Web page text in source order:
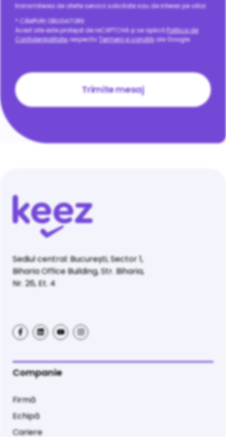
* CÂMPURI OBLIGATORII
Acest site este protejat de reCAPTCHA și se aplicăPolitica de
Confidențialitate, respectiv Termeni și condițiiale Google.
transmiterea de oferte servicii solicitate sau de interes pe viitor.
Sediul central: București, Sector 1,
Biharia Office Building, Str. Biharia,
Nr. 26, Et. 4
Companie
Firmă
Echipă
Cariere